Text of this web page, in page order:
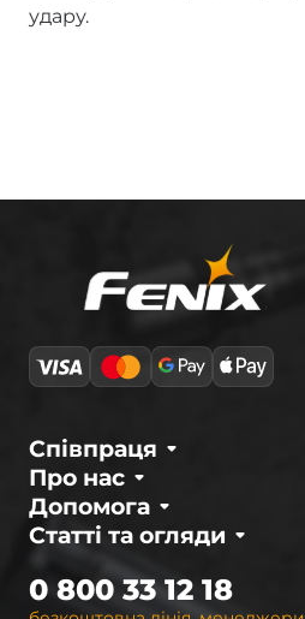
удару.
Про нас
Співпраця
Статті та огляди
Допомога
0 800 33 12 18